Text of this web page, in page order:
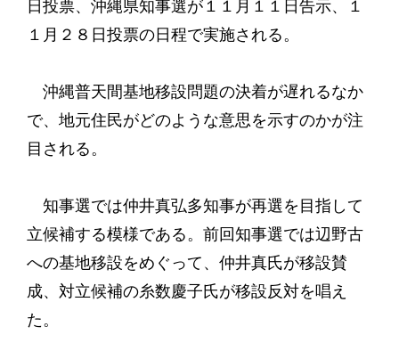
日投票、沖縄県知事選が１１月１１日告示、１
１月２８日投票の日程で実施される。
沖縄普天間基地移設問題の決着が遅れるなか
で、地元住民がどのような意思を示すのかが注
目される。
知事選では仲井真弘多知事が再選を目指して
立候補する模様である。前回知事選では辺野古
への基地移設をめぐって、仲井真氏が移設賛
成、対立候補の糸数慶子氏が移設反対を唱え
た。